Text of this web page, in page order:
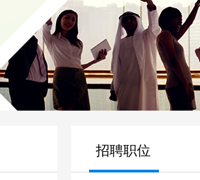
招聘职位